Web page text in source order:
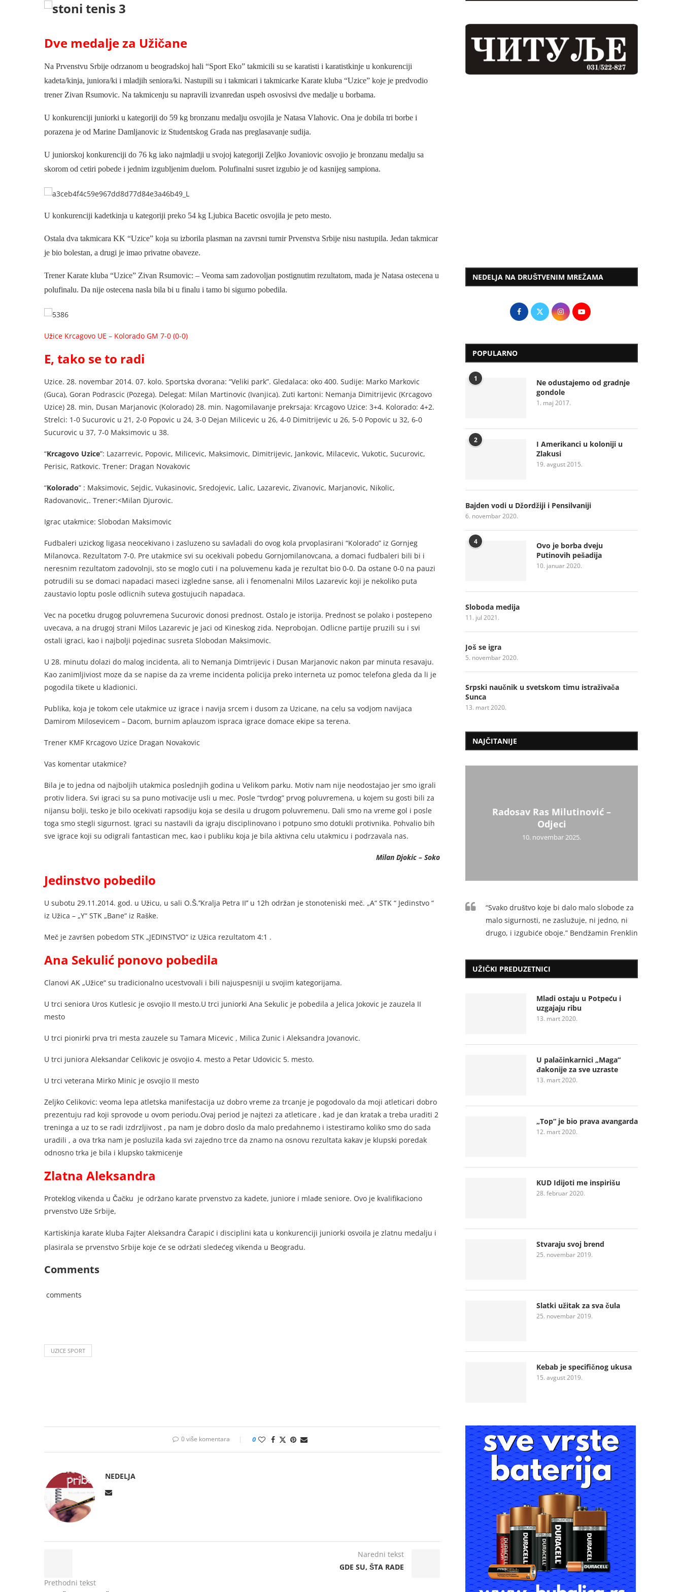
Dve medalje za Užičane
Na Prvenstvu Srbije odrzanom u beogradskoj hali “Sport Eko” takmicili su se karatisti i karatistkinje u konkurenciji
kadeta/kinja, juniora/ki i mladjih seniora/ki. Nastupili su i takmicari i takmicarke Karate kluba “Uzice” koje je predvodio
trener Zivan Rsumovic. Na takmicenju su napravili izvanredan uspeh osvosivsi dve medalje u borbama.
U konkurenciji juniorki u kategoriji do 59 kg bronzanu medalju osvojila je Natasa Vlahovic. Ona je dobila tri borbe i
porazena je od Marine Damljanovic iz Studentskog Grada nas preglasavanje sudija.
U juniorskoj konkurenciji do 76 kg iako najmladji u svojoj kategoriji Zeljko Jovaniovic osvojio je bronzanu medalju sa
skorom od cetiri pobede i jednim izgubljenim duelom. Polufinalni susret izgubio je od kasnijeg sampiona.
U konkurenciji kadetkinja u kategoriji preko 54 kg Ljubica Bacetic osvojila je peto mesto.
Ostala dva takmicara KK “Uzice” koja su izborila plasman na zavrsni turnir Prvenstva Srbije nisu nastupila. Jedan takmicar
je bio bolestan, a drugi je imao privatne obaveze.
Trener Karate kluba “Uzice” Zivan Rsumovic: – Veoma sam zadovoljan postignutim rezultatom, mada je Natasa ostecena u
polufinalu. Da nije ostecena nasla bila bi u finalu i tamo bi sigurno pobedila.
Užice Krcagovo UE – Kolorado GM 7-0 (0-0)
E, tako se to radi
Uzice. 28. novembar 2014. 07. kolo. Sportska dvorana: “Veliki park”. Gledalaca: oko 400. Sudije: Marko Markovic
(Guca), Goran Podrascic (Pozega). Delegat: Milan Martinovic (Ivanjica). Zuti kartoni: Nemanja Dimitrijevic (Krcagovo
Uzice) 28. min, Dusan Marjanovic (Kolorado) 28. min. Nagomilavanje prekrsaja: Krcagovo Uzice: 3+4. Kolorado: 4+2.
Strelci: 1-0 Sucurovic u 21, 2-0 Popovic u 24, 3-0 Dejan Milicevic u 26, 4-0 Dimitrijevic u 26, 5-0 Popovic u 32, 6-0
Sucurovic u 37, 7-0 Maksimovic u 38.
“Krcagovo Uzice”: Lazarrevic, Popovic, Milicevic, Maksimovic, Dimitrijevic, Jankovic, Milacevic, Vukotic, Sucurovic,
Perisic, Ratkovic. Trener: Dragan Novakovic
“Kolorado” : Maksimovic, Sejdic, Vukasinovic, Sredojevic, Lalic, Lazarevic, Zivanovic, Marjanovic, Nikolic,
Radovanovic,. Trener:<Milan Djurovic.
Igrac utakmice: Slobodan Maksimovic
Fudbaleri uzickog ligasa neocekivano i zasluzeno su savladali do ovog kola prvoplasirani “Kolorado” iz Gornjeg
Milanovca. Rezultatom 7-0. Pre utakmice svi su ocekivali pobedu Gornjomilanovcana, a domaci fudbaleri bili bi i
neresnim rezultatom zadovolnji, sto se moglo cuti i na poluvemenu kada je rezultat bio 0-0. Da ostane 0-0 na pauzi
potrudili su se domaci napadaci maseci izgledne sanse, ali i fenomenalni Milos Lazarevic koji je nekoliko puta
zaustavio loptu posle odlicnih suteva gostujucih napadaca.
Vec na pocetku drugog poluvremena Sucurovic donosi prednost. Ostalo je istorija. Prednost se polako i postepeno
uvecava, a na drugoj strani Milos Lazarevic je jaci od Kineskog zida. Neprobojan. Odlicne partije pruzili su i svi
ostali igraci, kao i najbolji pojedinac susreta Slobodan Maksimovic.
U 28. minutu dolazi do malog incidenta, ali to Nemanja Dimtrijevic i Dusan Marjanovic nakon par minuta resavaju.
Kao zanimljiviost moze da se napise da za vreme incidenta policija preko interneta uz pomoc telefona gleda da li je
pogodila tikete u kladionici.
Publika, koja je tokom cele utakmice uz igrace i navija srcem i dusom za Uzicane, na celu sa vodjom navijaca
Damirom Milosevicem – Dacom, burnim aplauzom ispraca igrace domace ekipe sa terena.
Trener KMF Krcagovo Uzice Dragan Novakovic
Vas komentar utakmice?
Bila je to jedna od najboljih utakmica poslednjih godina u Velikom parku. Motiv nam nije neodostajao jer smo igrali
protiv lidera. Svi igraci su sa puno motivacije usli u mec. Posle “tvrdog” prvog poluvremena, u kojem su gosti bili za
nijansu bolji, tesko je bilo ocekivati rapsodiju koja se desila u drugom poluvremenu. Dali smo na vreme gol i posle
toga smo stegli sigurnost. Igraci su nastavili da igraju disciplinovano i potpuno smo dotukli protivnika. Pohvalio bih
sve igrace koji su odigrali fantastican mec, kao i publiku koja je bila aktivna celu utakmicu i podrzavala nas.
Milan Djokic – Soko
Jedinstvo pobedilo
U subotu 29.11.2014. god. u Užicu, u sali O.Š.’’Kralja Petra II’’ u 12h održan je stonoteniski meč. „A“ STK “ Jedinstvo “
iz Užica – „Y“ STK „Bane“ iz Raške.
Meč je završen pobedom STK „JEDINSTVO“ iz Užica rezultatom 4:1 .
Ana Sekulić ponovo pobedila
Clanovi AK „Užice“ su tradicionalno ucestvovali i bili najuspesniji u svojim kategorijama.
U trci seniora Uros Kutlesic je osvojio II mesto.U trci juniorki Ana Sekulic je pobedila a Jelica Jokovic je zauzela II
mesto
U trci pionirki prva tri mesta zauzele su Tamara Micevic , Milica Zunic i Aleksandra Jovanovic.
U trci juniora Aleksandar Celikovic je osvojio 4. mesto a Petar Udovicic 5. mesto.
U trci veterana Mirko Minic je osvojio II mesto
Zeljko Celikovic: veoma lepa atletska manifestacija uz dobro vreme za trcanje je pogodovalo da moji atleticari dobro
prezentuju rad koji sprovode u ovom periodu.Ovaj period je najtezi za atleticare , kad je dan kratak a treba uraditi 2
treninga a uz to se radi izdrzljivost , pa nam je dobro doslo da malo predahnemo i istestiramo koliko smo do sada
uradili , a ova trka nam je posluzila kada svi zajedno trce da znamo na osnovu rezultata kakav je klupski poredak
odnosno trka je bila i klupsko takmicenje
Zlatna Aleksandra
Proteklog vikenda u Čačku je održano karate prvenstvo za kadete, juniore i mlađe seniore. Ovo je kvalifikaciono
prvenstvo Uže Srbije,
Kartiskinja karate kluba Fajter Aleksandra Čarapić i disciplini kata u konkurenciji juniorki osvoila je zlatnu medalju i
plasirala se prvenstvo Srbije koje će se održati sledećeg vikenda u Beogradu.
Comments
comments
UZICE SPORT
0 više komentara 0
NEDELJA
Prethodni tekst
Naredni tekst
GDE SU, ŠTA RADE
NEDELJA NA DRUŠTVENIM MREŽAMA
POPULARNO
1
Ne odustajemo od gradnje
gondole
1. maj 2017.
2
I Amerikanci u koloniji u
Zlakusi
19. avgust 2015.
Bajden vodi u Džordžiji i Pensilvaniji
6. novembar 2020.
4
Ovo je borba dveju
Putinovih pešadija
10. januar 2020.
Sloboda medija
11. jul 2021.
Još se igra
5. novembar 2020.
Srpski naučnik u svetskom timu istraživača
Sunca
13. mart 2020.
NAJČITANIJE
Radosav Ras Milutinović –
Odjeci
10. novembar 2025.
“Svako društvo koje bi dalo malo slobode za
malo sigurnosti, ne zaslužuje, ni jedno, ni
drugo, i izgubiće oboje.” Bendžamin Frenklin
UŽIČKI PREDUZETNICI
Mladi ostaju u Potpeću i
uzgajaju ribu
13. mart 2020.
U palačinkarnici „Maga“
đakonije za sve uzraste
13. mart 2020.
„Top“ je bio prava avangarda
12. mart 2020.
KUD Idijoti me inspirišu
28. februar 2020.
Stvaraju svoj brend
25. novembar 2019.
Slatki užitak za sva čula
25. novembar 2019.
Kebab je specifičnog ukusa
15. avgust 2019.